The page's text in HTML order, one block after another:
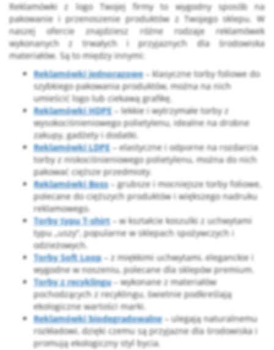
Reklamówki z logo Twojej firmy to wygodny sposób na
pakowanie i przenoszenie produktów z Twojego sklepu. W
naszej ofercie znajdziesz różne rodzaje reklamówek
wykonanych z trwałych i przyjaznych dla środowiska
materiałów. Są to między innymi:
Reklamówki jednorazowe– klasyczne torby foliowe do
szybkiego pakowania produktów, można na nich
umieścić logo lub ciekawą grafikę.
Reklamówki HDPE – lekkie i wytrzymałe torby z
wysokociśnieniowego polietylenu, idealne na drobne
zakupy, gadżety i dodatki.
Reklamówki LDPE – elastyczne i odporne na rozdarcia
torby z niskociśnieniowego polietylenu, można do nich
pakować cięższe przedmioty.
Reklamówki Boss– grubsze i mocniejsze torby foliowe,
polecane do cięższych produktów i większego nadruku
reklamowego.
Torby typu T-shirt– w kształcie koszulki z uchwytami
typu „uszy”, popularne w sklepach spożywczych i
odzieżowych.
Torby Soft Loop– z miękkimi uchwytami, eleganckie i
wygodne w noszeniu, polecane dla sklepów premium.
Torby z recyklingu– wykonane z materiałów
pochodzących z recyklingu, świetnie podkreślają
ekologiczne wartości marki.
Reklamówki biodegradowalne– ulegają naturalnemu
rozkładowi, dzięki czemu są przyjazne dla środowiska i
promują ekologiczny styl bycia.